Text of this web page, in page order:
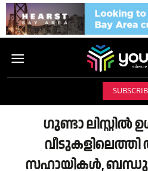
ഗുണ്ടാ ലിസ്റ്റിൽ
സഹായികൾ,